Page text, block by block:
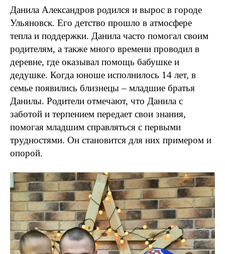
Данила Александров родился и вырос в городе
Ульяновск. Его детство прошло в атмосфере
тепла и поддержки. Данила часто помогал своим
родителям, а также много времени проводил в
деревне, где оказывал помощь бабушке и
дедушке. Когда юноше исполнилось 14 лет, в
семье появились близнецы– младшие братья
Данилы. Родители отмечают, что Данила с
заботой и терпением передает свои знания,
помогая младшим справляться с первыми
трудностями. Он становится для них примером и
опорой.